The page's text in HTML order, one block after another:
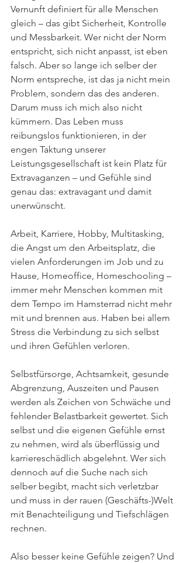
Vernunft definiert für alle Menschen
gleich – das gibt Sicherheit, Kontrolle
und Messbarkeit. Wer nicht der Norm
entspricht, sich nicht anpasst, ist eben
falsch. Aber so lange ich selber der
Norm entspreche, ist das ja nicht mein
Problem, sondern das des anderen.
Darum muss ich mich also nicht
kümmern. Das Leben muss
reibungslos funktionieren, in der
engen Taktung unserer
Leistungsgesellschaft ist kein Platz für
Extravaganzen – und Gefühle sind
genau das: extravagant und damit
unerwünscht.
Arbeit, Karriere, Hobby, Multitasking,
die Angst um den Arbeitsplatz, die
vielen Anforderungen im Job und zu
Hause, Homeoffice, Homeschooling –
immer mehr Menschen kommen mit
dem Tempo im Hamsterrad nicht mehr
mit und brennen aus. Haben bei allem
Stress die Verbindung zu sich selbst
und ihren Gefühlen verloren.
Selbstfürsorge, Achtsamkeit, gesunde
Abgrenzung, Auszeiten und Pausen
werden als Zeichen von Schwäche und
fehlender Belastbarkeit gewertet. Sich
selbst und die eigenen Gefühle ernst
zu nehmen, wird als überflüssig und
karriereschädlich abgelehnt. Wer sich
dennoch auf die Suche nach sich
selber begibt, macht sich verletzbar
und muss in der rauen (Geschäfts-)Welt
mit Benachteiligung und Tiefschlägen
rechnen.
Also besser keine Gefühle zeigen? Und